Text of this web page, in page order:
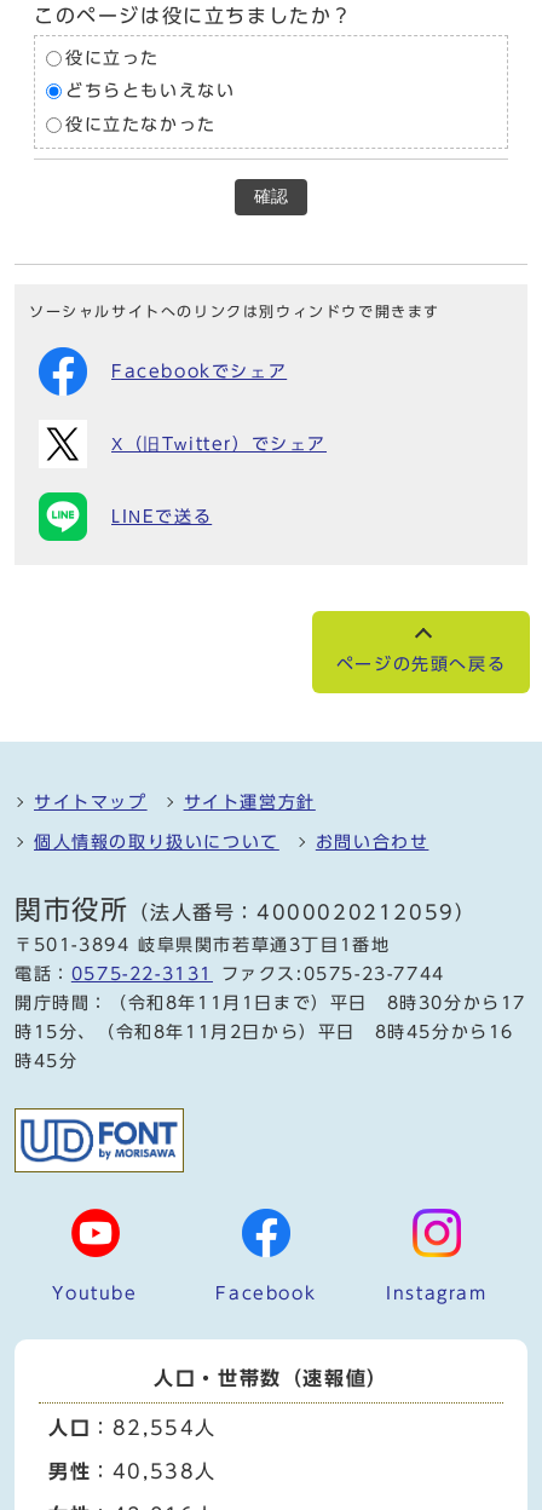
このページは役に立ちましたか？
役に立った
どちらともいえない
役に立たなかった
確認
ソーシャルサイトへのリンクは別ウィンドウで開きます
Facebookでシェア
X（旧Twitter）でシェア
LINEで送る
ページの先頭へ戻る
サイトマップ サイト運営方針
個人情報の取り扱いについて お問い合わせ
関市役所 （法人番号：4000020212059）
〒501-3894 岐阜県関市若草通3丁目1番地
電話： 0575-22-3131
ファクス:0575-23-7744
開庁時間：（令和8年11月1日まで）平日 8時30分から17
時15分、（令和8年11月2日から）平日 8時45分から16
時45分
Youtube Facebook Instagram
人口・世帯数（速報値）
人口 ：82,554人
男性 ：40,538人